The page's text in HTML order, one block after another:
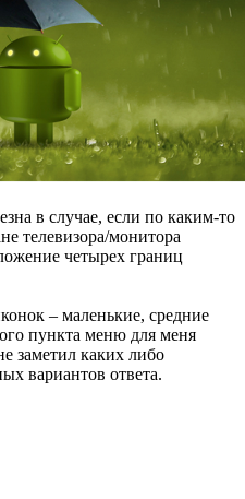
в случае, если по каким-то
телевизора/монитора
четырех границ
– маленькие, средние
пункта меню для меня
заметил каких либо
вариантов ответа.